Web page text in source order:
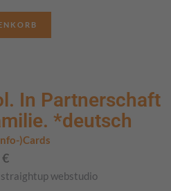
In Partnerschaft
*deutsch
)Cards
€
straightup webstudio